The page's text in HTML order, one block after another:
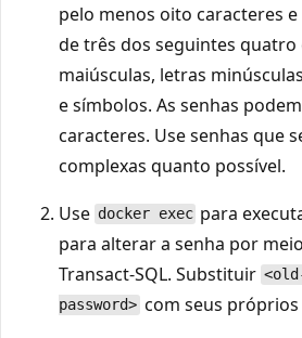
pelo menos oito caracteres
de três dos seguintes
maiúsculas, letras
e símbolos. As senhas
caracteres. Use senhas que
complexas quanto possível.
Use docker exec para
para alterar a senha por
Transact-SQL. Substituir
password> com seus